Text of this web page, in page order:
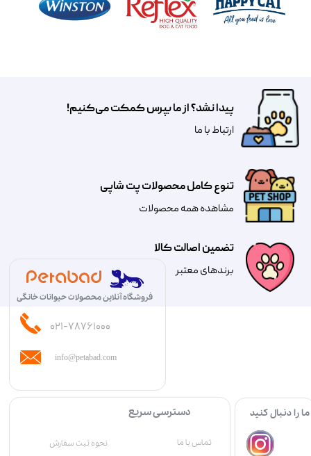
تضمین اصالت کالا
​​برندهای معتبر​​​​​​​
تنوع کامل محصولات پت شاپی
مشاهده همه محصولات
پیدا نشد؟ از ما بپرس کمکت می‌کنیم!
​​​ارتباط با ما
info@petabad.com
فروشگاه آنلاین محصولات حیوانات خانگی
۰۲۱-۷۸۷۶۱۰۰۰
نحوه ثبت سفارش تماس با ما
دسترسی سریع ما را دنبال کنید